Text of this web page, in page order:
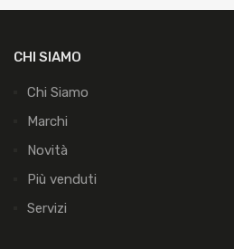
CHI SIAMO
Chi Siamo
Marchi
Novità
Più venduti
Servizi